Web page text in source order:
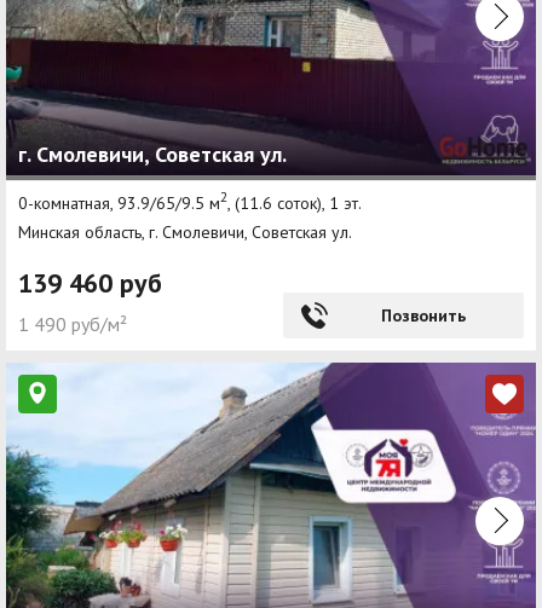
г. Смолевичи, Советская ул.
0-комнатная, 93.9/65/9.5 м2, (11.6 соток), 1 эт.
Минская область, г. Смолевичи, Советская ул.
139 460 руб
1 490 руб/м² Позвонить